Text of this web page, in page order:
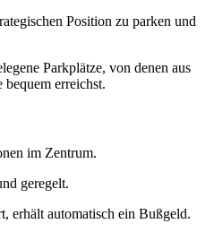
Position zu parken und
Parkplätze, von denen aus
erreichst.
im Zentrum.
geregelt.
erhält automatisch ein Bußgeld.